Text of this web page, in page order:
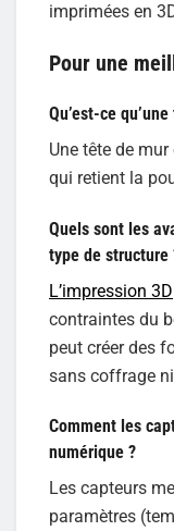
imprimées en
Pour une
Qu’est-ce
Une tête de
qui retient la
Quels sont les
type de structure
L’impression 3D
contraintes du
peut créer des
sans coffrage
Comment les
numérique ?
Les capteurs
paramètres